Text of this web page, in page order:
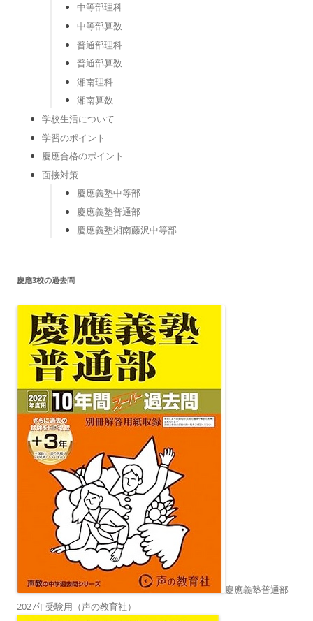
中等部理科
中等部算数
普通部理科
普通部算数
湘南理科
湘南算数
学校生活について
学習のポイント
慶應合格のポイント
面接対策
慶應義塾中等部
慶應義塾普通部
慶應義塾湘南藤沢中等部
慶應3校の過去問
慶應義塾普通部
2027年受験用（声の教育社）